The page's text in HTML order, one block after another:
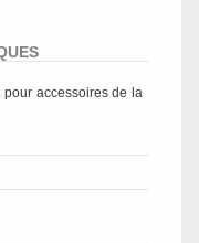
pour accessoires de la